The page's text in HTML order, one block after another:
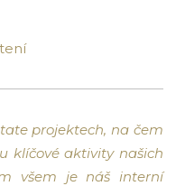
projektech, na čem
klíčové aktivity našich
všem je náš interní